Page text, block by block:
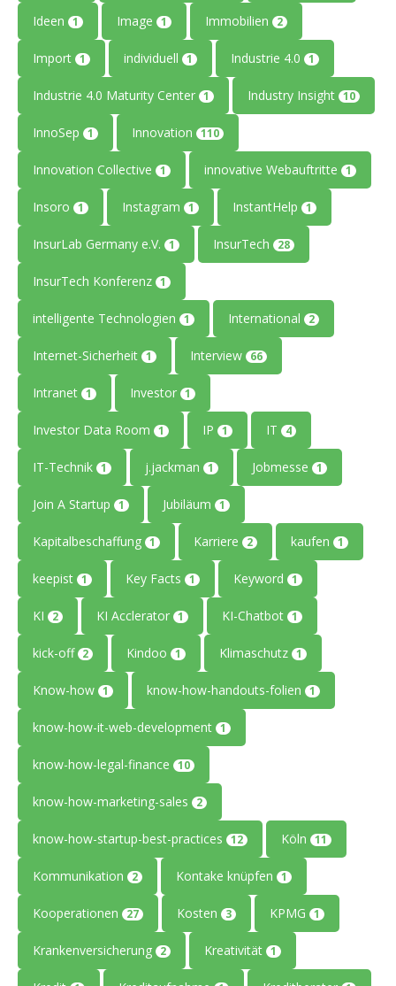
Ideen 1 Image 1 Immobilien 2
Import 1 individuell 1 Industrie 4.0 1
Industrie 4.0 Maturity Center 1 Industry Insight 10
InnoSep 1 Innovation 110
Innovation Collective 1 innovative Webauftritte 1
Insoro 1 Instagram 1 InstantHelp 1
InsurLab Germany e.V. 1 InsurTech 28
InsurTech Konferenz 1
intelligente Technologien 1 International 2
Internet-Sicherheit 1 Interview 66
Intranet 1 Investor 1
Investor Data Room 1 IP 1 IT 4
IT-Technik 1 j.jackman 1 Jobmesse 1
Join A Startup 1 Jubiläum 1
Kapitalbeschaffung 1 Karriere 2 kaufen 1
keepist 1 Key Facts 1 Keyword 1
KI 2 KI Acclerator 1 KI-Chatbot 1
kick-off 2 Kindoo 1 Klimaschutz 1
Know-how 1 know-how-handouts-folien 1
know-how-it-web-development 1
know-how-legal-finance 10
know-how-marketing-sales 2
know-how-startup-best-practices 12 Köln 11
Kommunikation 2 Kontake knüpfen 1
Kooperationen 27 Kosten 3 KPMG 1
Krankenversicherung 2 Kreativität 1